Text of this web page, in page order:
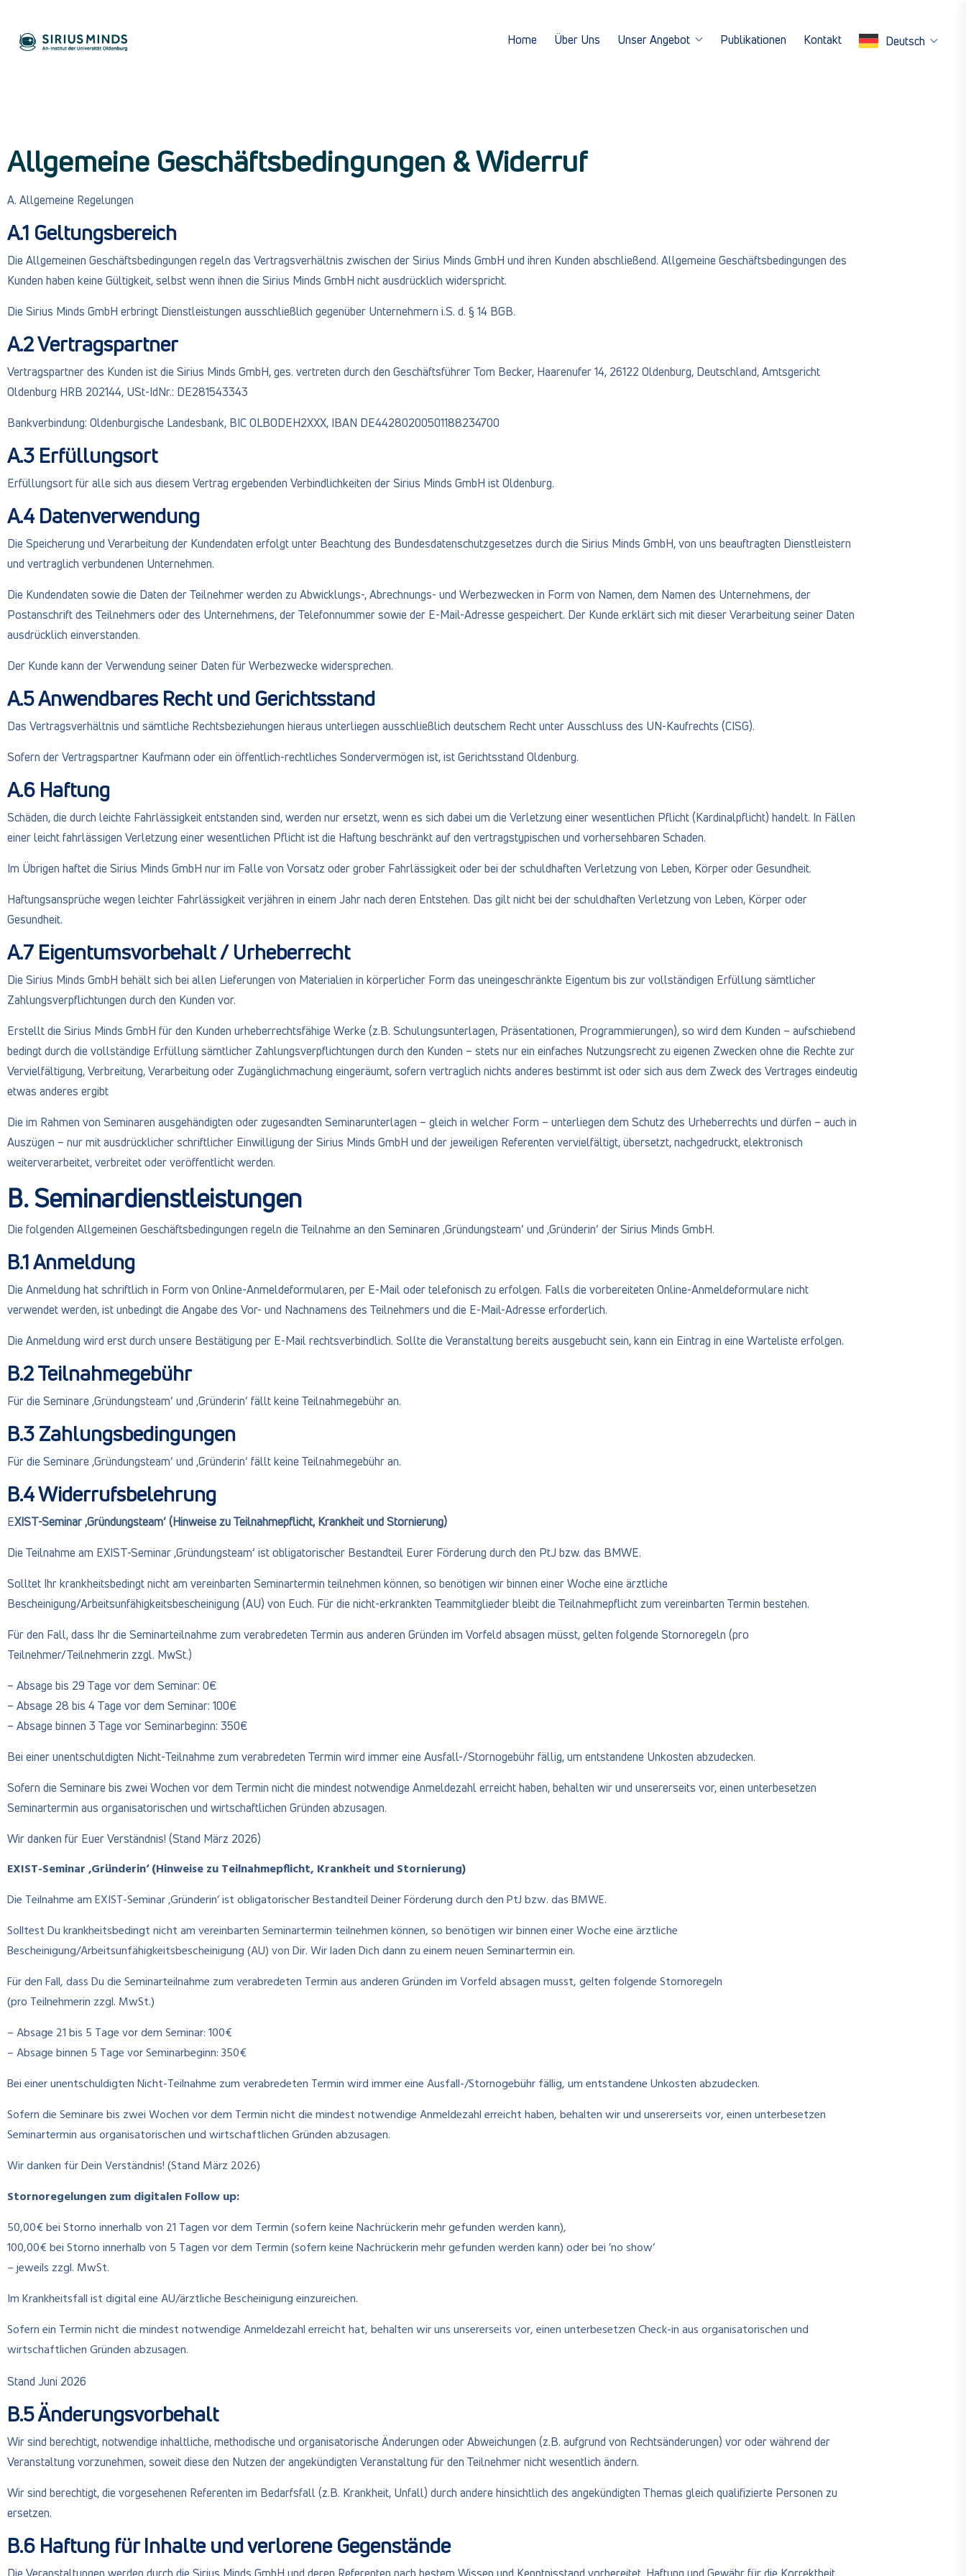
Home Über Uns Unser Angebot Publikationen Kontakt Deutsch
Allgemeine Geschäftsbedingungen & Widerruf
A. Allgemeine Regelungen
A.1 Geltungsbereich
Die Allgemeinen Geschäftsbedingungen regeln das Vertragsverhältnis zwischen der Sirius Minds GmbH und ihren Kunden abschließend. Allgemeine Geschäftsbedingungen des
Kunden haben keine Gültigkeit, selbst wenn ihnen die Sirius Minds GmbH nicht ausdrücklich widerspricht.
Die Sirius Minds GmbH erbringt Dienstleistungen ausschließlich gegenüber Unternehmern i.S. d. § 14 BGB.
A.2 Vertragspartner
Vertragspartner des Kunden ist die Sirius Minds GmbH, ges. vertreten durch den Geschäftsführer Tom Becker, Haarenufer 14, 26122 Oldenburg, Deutschland, Amtsgericht
Oldenburg HRB 202144, USt-IdNr.: DE281543343
Bankverbindung: Oldenburgische Landesbank, BIC OLBODEH2XXX, IBAN DE44280200501188234700
A.3 Erfüllungsort
Erfüllungsort für alle sich aus diesem Vertrag ergebenden Verbindlichkeiten der Sirius Minds GmbH ist Oldenburg.
A.4 Datenverwendung
Die Speicherung und Verarbeitung der Kundendaten erfolgt unter Beachtung des Bundesdatenschutzgesetzes durch die Sirius Minds GmbH, von uns beauftragten Dienstleistern
und vertraglich verbundenen Unternehmen.
Die Kundendaten sowie die Daten der Teilnehmer werden zu Abwicklungs-, Abrechnungs- und Werbezwecken in Form von Namen, dem Namen des Unternehmens, der
Postanschrift des Teilnehmers oder des Unternehmens, der Telefonnummer sowie der E-Mail-Adresse gespeichert. Der Kunde erklärt sich mit dieser Verarbeitung seiner Daten
ausdrücklich einverstanden.
Der Kunde kann der Verwendung seiner Daten für Werbezwecke widersprechen.
A.5 Anwendbares Recht und Gerichtsstand
Das Vertragsverhältnis und sämtliche Rechtsbeziehungen hieraus unterliegen ausschließlich deutschem Recht unter Ausschluss des UN-Kaufrechts (CISG).
Sofern der Vertragspartner Kaufmann oder ein öffentlich-rechtliches Sondervermögen ist, ist Gerichtsstand Oldenburg.
A.6 Haftung
Schäden, die durch leichte Fahrlässigkeit entstanden sind, werden nur ersetzt, wenn es sich dabei um die Verletzung einer wesentlichen Pflicht (Kardinalpflicht) handelt. In Fällen
einer leicht fahrlässigen Verletzung einer wesentlichen Pflicht ist die Haftung beschränkt auf den vertragstypischen und vorhersehbaren Schaden.
Im Übrigen haftet die Sirius Minds GmbH nur im Falle von Vorsatz oder grober Fahrlässigkeit oder bei der schuldhaften Verletzung von Leben, Körper oder Gesundheit.
Haftungsansprüche wegen leichter Fahrlässigkeit verjähren in einem Jahr nach deren Entstehen. Das gilt nicht bei der schuldhaften Verletzung von Leben, Körper oder
Gesundheit.
A.7 Eigentumsvorbehalt / Urheberrecht
Die Sirius Minds GmbH behält sich bei allen Lieferungen von Materialien in körperlicher Form das uneingeschränkte Eigentum bis zur vollständigen Erfüllung sämtlicher
Zahlungsverpflichtungen durch den Kunden vor.
Erstellt die Sirius Minds GmbH für den Kunden urheberrechtsfähige Werke (z.B. Schulungsunterlagen, Präsentationen, Programmierungen), so wird dem Kunden – aufschiebend
bedingt durch die vollständige Erfüllung sämtlicher Zahlungsverpflichtungen durch den Kunden – stets nur ein einfaches Nutzungsrecht zu eigenen Zwecken ohne die Rechte zur
Vervielfältigung, Verbreitung, Verarbeitung oder Zugänglichmachung eingeräumt, sofern vertraglich nichts anderes bestimmt ist oder sich aus dem Zweck des Vertrages eindeutig
etwas anderes ergibt
Die im Rahmen von Seminaren ausgehändigten oder zugesandten Seminarunterlagen – gleich in welcher Form – unterliegen dem Schutz des Urheberrechts und dürfen – auch in
Auszügen – nur mit ausdrücklicher schriftlicher Einwilligung der Sirius Minds GmbH und der jeweiligen Referenten vervielfältigt, übersetzt, nachgedruckt, elektronisch
weiterverarbeitet, verbreitet oder veröffentlicht werden.
B. Seminardienstleistungen
Die folgenden Allgemeinen Geschäftsbedingungen regeln die Teilnahme an den Seminaren ‚Gründungsteam‘ und ‚Gründerin‘ der Sirius Minds GmbH.
B.1 Anmeldung
Die Anmeldung hat schriftlich in Form von Online-Anmeldeformularen, per E-Mail oder telefonisch zu erfolgen. Falls die vorbereiteten Online-Anmeldeformulare nicht
verwendet werden, ist unbedingt die Angabe des Vor- und Nachnamens des Teilnehmers und die E-Mail-Adresse erforderlich.
Die Anmeldung wird erst durch unsere Bestätigung per E-Mail rechtsverbindlich. Sollte die Veranstaltung bereits ausgebucht sein, kann ein Eintrag in eine Warteliste erfolgen.
B.2 Teilnahmegebühr
Für die Seminare ‚Gründungsteam‘ und ‚Gründerin‘ fällt keine Teilnahmegebühr an.
B.3 Zahlungsbedingungen
Für die Seminare ‚Gründungsteam‘ und ‚Gründerin‘ fällt keine Teilnahmegebühr an.
B.4 Widerrufsbelehrung
EXIST-Seminar ‚Gründungsteam‘ (Hinweise zu Teilnahmepflicht, Krankheit und Stornierung)
Die Teilnahme am EXIST-Seminar ‚Gründungsteam‘ ist obligatorischer Bestandteil Eurer Förderung durch den PtJ bzw. das BMWE.
Solltet Ihr krankheitsbedingt nicht am vereinbarten Seminartermin teilnehmen können, so benötigen wir binnen einer Woche eine ärztliche
Bescheinigung/Arbeitsunfähigkeitsbescheinigung (AU) von Euch. Für die nicht-erkrankten Teammitglieder bleibt die Teilnahmepflicht zum vereinbarten Termin bestehen.
Für den Fall, dass Ihr die Seminarteilnahme zum verabredeten Termin aus anderen Gründen im Vorfeld absagen müsst, gelten folgende Stornoregeln (pro
Teilnehmer/Teilnehmerin zzgl. MwSt.)
– Absage bis 29 Tage vor dem Seminar: 0€
– Absage 28 bis 4 Tage vor dem Seminar: 100€
– Absage binnen 3 Tage vor Seminarbeginn: 350€
Bei einer unentschuldigten Nicht-Teilnahme zum verabredeten Termin wird immer eine Ausfall-/Stornogebühr fällig, um entstandene Unkosten abzudecken.
Sofern die Seminare bis zwei Wochen vor dem Termin nicht die mindest notwendige Anmeldezahl erreicht haben, behalten wir und unsererseits vor, einen unterbesetzen
Seminartermin aus organisatorischen und wirtschaftlichen Gründen abzusagen.
Wir danken für Euer Verständnis! (Stand März 2026)
EXIST-Seminar ‚Gründerin‘ (Hinweise zu Teilnahmepflicht, Krankheit und Stornierung)
Die Teilnahme am EXIST-Seminar ‚Gründerin‘ ist obligatorischer Bestandteil Deiner Förderung durch den PtJ bzw. das BMWE.
Solltest Du krankheitsbedingt nicht am vereinbarten Seminartermin teilnehmen können, so benötigen wir binnen einer Woche eine ärztliche
Bescheinigung/Arbeitsunfähigkeitsbescheinigung (AU) von Dir. Wir laden Dich dann zu einem neuen Seminartermin ein.
Für den Fall, dass Du die Seminarteilnahme zum verabredeten Termin aus anderen Gründen im Vorfeld absagen musst, gelten folgende Stornoregeln
(pro Teilnehmerin zzgl. MwSt.)
– Absage 21 bis 5 Tage vor dem Seminar: 100€
– Absage binnen 5 Tage vor Seminarbeginn: 350€
Bei einer unentschuldigten Nicht-Teilnahme zum verabredeten Termin wird immer eine Ausfall-/Stornogebühr fällig, um entstandene Unkosten abzudecken.
Sofern die Seminare bis zwei Wochen vor dem Termin nicht die mindest notwendige Anmeldezahl erreicht haben, behalten wir und unsererseits vor, einen unterbesetzen
Seminartermin aus organisatorischen und wirtschaftlichen Gründen abzusagen.
Wir danken für Dein Verständnis! (Stand März 2026)
Stornoregelungen zum digitalen Follow up:
50,00€ bei Storno innerhalb von 21 Tagen vor dem Termin (sofern keine Nachrückerin mehr gefunden werden kann),
100,00€ bei Storno innerhalb von 5 Tagen vor dem Termin (sofern keine Nachrückerin mehr gefunden werden kann)oder bei ’no show‘
– jeweils zzgl. MwSt.
Im Krankheitsfall ist digital eine AU/ärztliche Bescheinigung einzureichen.
Sofern ein Termin nicht die mindest notwendige Anmeldezahl erreicht hat, behalten wir uns unsererseits vor, einen unterbesetzen Check-in aus organisatorischen und
wirtschaftlichen Gründen abzusagen.
Stand Juni 2026
B.5 Änderungsvorbehalt
Wir sind berechtigt, notwendige inhaltliche, methodische und organisatorische Änderungen oder Abweichungen (z.B. aufgrund von Rechtsänderungen) vor oder während der
Veranstaltung vorzunehmen, soweit diese den Nutzen der angekündigten Veranstaltung für den Teilnehmer nicht wesentlich ändern.
Wir sind berechtigt, die vorgesehenen Referenten im Bedarfsfall (z.B. Krankheit, Unfall) durch andere hinsichtlich des angekündigten Themas gleich qualifizierte Personen zu
ersetzen.
B.6 Haftung für Inhalte und verlorene Gegenstände